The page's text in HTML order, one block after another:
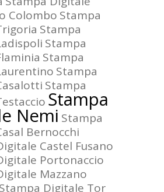
Colombo Stampa
Stampa
Stampa
Stampa
Stampa
Stampa
Stampa
Nemi Stampa
Bernocchi
Castel Fusano
Portonaccio
Mazzano
Stampa Digitale Tor